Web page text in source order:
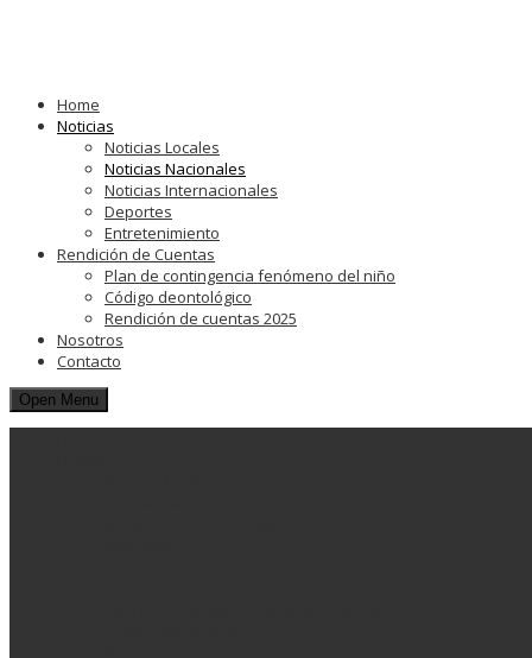
Home
Noticias
Noticias Locales
Noticias Nacionales
Noticias Internacionales
Deportes
Entretenimiento
Rendición de Cuentas
Plan de contingencia fenómeno del niño
Código deontológico
Rendición de cuentas 2025
Nosotros
Contacto
Open Menu